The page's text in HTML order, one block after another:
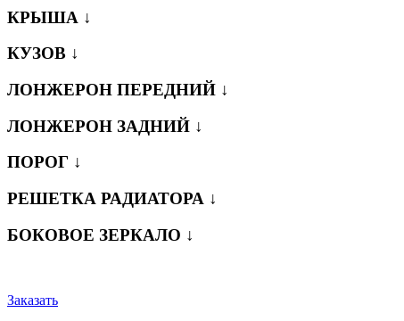
КРЫША ↓
КУЗОВ ↓
ЛОНЖЕРОН ПЕРЕДНИЙ ↓
ЛОНЖЕРОН ЗАДНИЙ ↓
ПОРОГ ↓
РЕШЕТКА РАДИАТОРА ↓
БОКОВОЕ ЗЕРКАЛО ↓
Заказать